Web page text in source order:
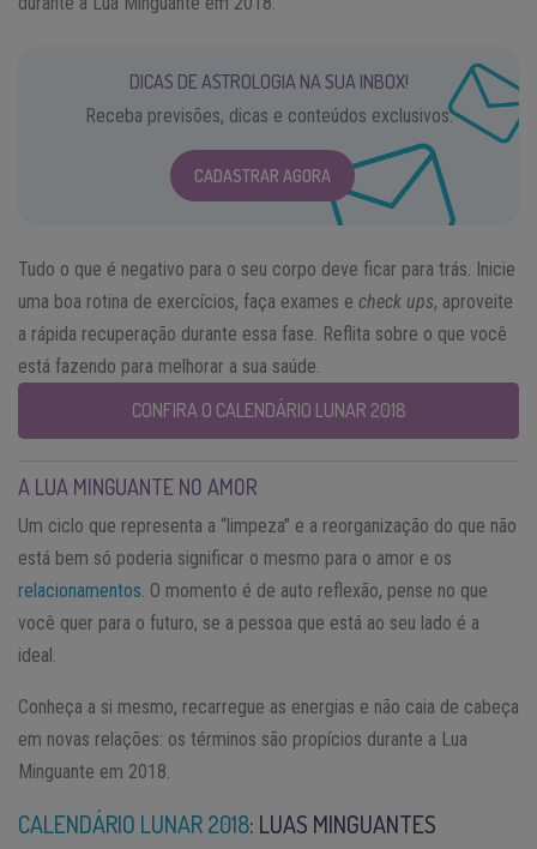
DICAS DE ASTROLOGIA NA SUA INBOX!
Receba previsões, dicas e conteúdos exclusivos.
CADASTRAR AGORA
Tudo o que é negativo para o seu corpo deve ficar para trás. Inicie
uma boa rotina de exercícios, faça exames e check ups, aproveite
a rápida recuperação durante essa fase. Reflita sobre o que você
está fazendo para melhorar a sua saúde.
CONFIRA O CALENDÁRIO LUNAR 2018
A LUA MINGUANTE NO AMOR
Um ciclo que representa a “limpeza” e a reorganização do que não
está bem só poderia significar o mesmo para o amor e os
relacionamentos. O momento é de auto reflexão, pense no que
você quer para o futuro, se a pessoa que está ao seu lado é a
ideal.
Conheça a si mesmo, recarregue as energias e não caia de cabeça
em novas relações: os términos são propícios durante a Lua
Minguante em 2018.
CALENDÁRIO LUNAR 2018: LUAS MINGUANTES